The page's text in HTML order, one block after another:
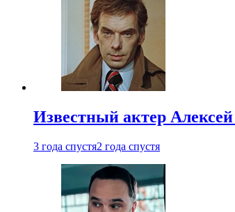
Известный актер Алексей
3 года спустя2 года спустя